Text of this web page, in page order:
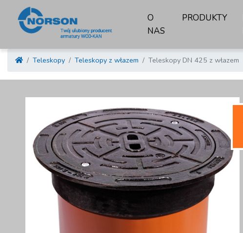
O
NAS
PRODUKTY
Teleskopy Teleskopy z włazem Teleskopy DN 425 z włazem